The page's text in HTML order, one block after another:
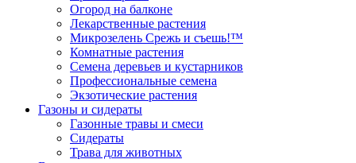
Огород на балконе
Лекарственные растения
Микрозелень Срежь и съешь!™
Комнатные растения
Семена деревьев и кустарников
Профессиональные семена
Экзотические растения
Газоны и сидераты
Газонные травы и смеси
Сидераты
Трава для животных